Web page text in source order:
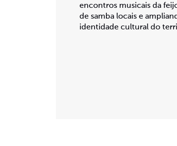
encontros musicais da
de samba locais e
identidade cultural do